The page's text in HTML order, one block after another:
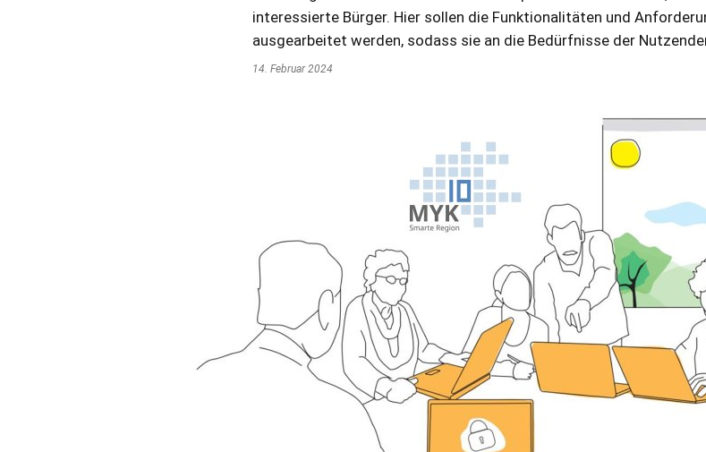
interessierte Bürger. Hier sollen die Funktionalitäten und
ausgearbeitet werden, sodass sie an die Bedürfnisse der
14. Februar 2024